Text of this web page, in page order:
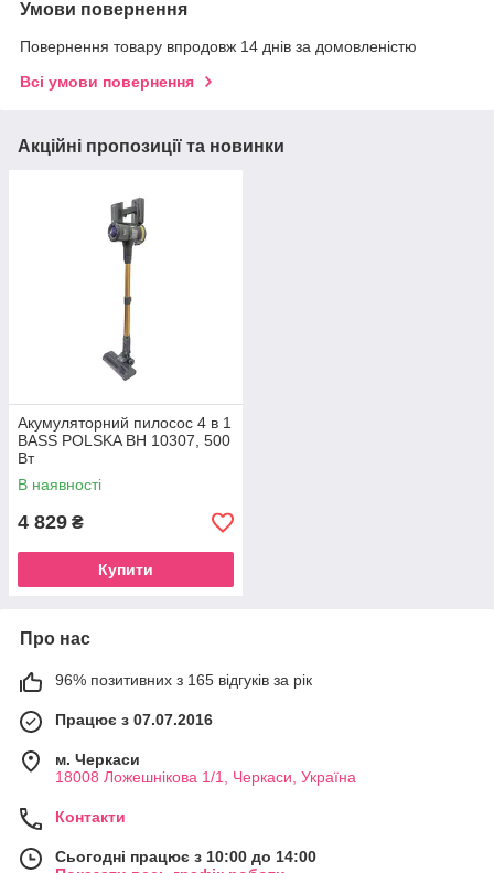
Умови повернення
Повернення товару впродовж 14 днів за домовленістю
Всі умови повернення
Акційні пропозиції та новинки
Акумуляторний пилосос 4 в 1
BASS POLSKA BH 10307, 500
Вт
В наявності
4 829 ₴
Купити
Про нас
96% позитивних з 165 відгуків за рік
Працює з 07.07.2016
м. Черкаси
18008 Ложешнікова 1/1, Черкаси, Україна
Контакти
Сьогодні працює з 10:00 до 14:00